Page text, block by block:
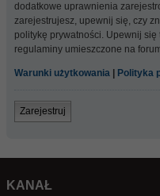
dodatkowe uprawnienia
zarejestrujesz, upewnij się, czy
politykę prywatności. Upewnij się
regulaminy umieszczone na
Warunki użytkowania Polityka
Zarejestruj
KANAŁ